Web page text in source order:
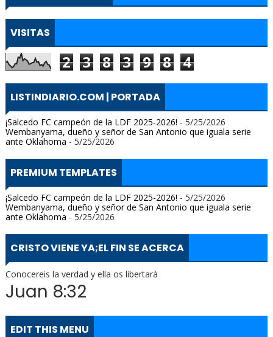
VISITAS
2 3 8 3 9 8 4
LISTINDIARIO.COM | PORTADA
¡Salcedo FC campeón de la LDF 2025-2026! - 5/25/2026
Wembanyama, dueño y señor de San Antonio que iguala serie
ante Oklahoma - 5/25/2026
PREMIUM TEMPLATES
¡Salcedo FC campeón de la LDF 2025-2026! - 5/25/2026
Wembanyama, dueño y señor de San Antonio que iguala serie
ante Oklahoma - 5/25/2026
CRISTO VIENE YA;EL FIN SE ACERCA
Conocereis la verdad y ella os libertarà
Juan 8:32
EDIT THIS MENU